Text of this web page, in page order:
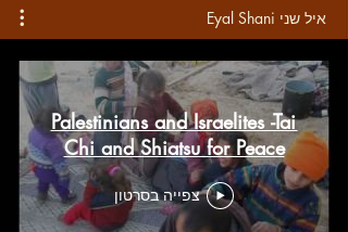
איל שני Eyal Shani
Palestinians and Israelites -Tai
Chi and Shiatsu for Peace
צפייה בסרטון